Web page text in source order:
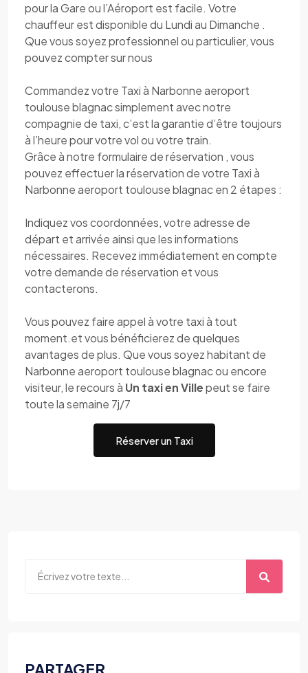
pour la Gare ou l’Aéroport est facile. Votre
chauffeur est disponible du Lundi au Dimanche .
Que vous soyez professionnel ou particulier, vous
pouvez compter sur nous
Commandez votre Taxi à Narbonne aeroport
toulouse blagnac simplement avec notre
compagnie de taxi, c’est la garantie d’être toujours
à l’heure pour votre vol ou votre train.
Grâce à notre formulaire de réservation , vous
pouvez effectuer la réservation de votre Taxi à
Narbonne aeroport toulouse blagnac en 2 étapes :
Indiquez vos coordonnées, votre adresse de
départ et arrivée ainsi que les informations
nécessaires. Recevez immédiatement en compte
votre demande de réservation et vous
contacterons.
Vous pouvez faire appel à votre taxi à tout
moment.et vous bénéficierez de quelques
avantages de plus. Que vous soyez habitant de
Narbonne aeroport toulouse blagnac ou encore
visiteur, le recours à Un taxi en Villepeut se faire
toute la semaine 7j/7
Réserver un Taxi
PARTAGER